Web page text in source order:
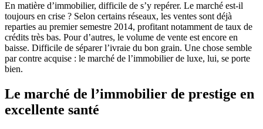
En matière d’immobilier, difficile de s’y repérer. Le marché est-il
toujours en crise ? Selon certains réseaux, les ventes sont déjà
reparties au premier semestre 2014, profitant notamment de taux de
crédits très bas. Pour d’autres, le volume de vente est encore en
baisse. Difficile de séparer l’ivraie du bon grain. Une chose semble
par contre acquise : le marché de l’immobilier de luxe, lui, se porte
bien.
Le marché de l’immobilier de prestige en
excellente santé